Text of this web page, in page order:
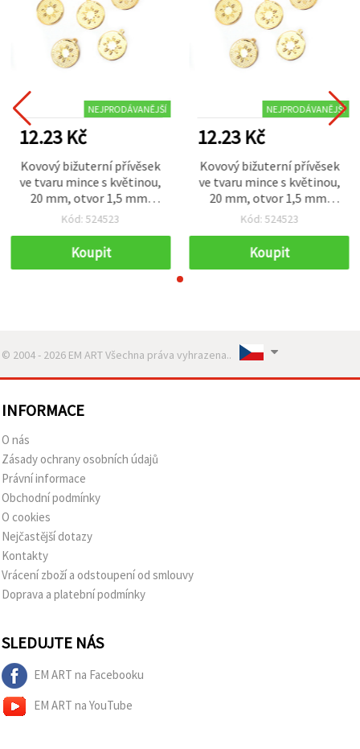
NEJPRODÁVANĚJŠÍ
12.23 Kč
Kovový bižuterní přívěsek
ve tvaru mince s květinou,
20 mm, otvor 1,5 mm,
zlatá barva – 10 ks
Kód: 524523
Koupit
NEJPRODÁVANĚJŠÍ
12.23 Kč
Kovový bižuterní přívěsek
ve tvaru mince s květinou,
20 mm, otvor 1,5 mm,
zlatá barva – 10 ks
Kód: 524523
Koupit
© 2004 - 2026 EM ART Všechna práva vyhrazena..
INFORMACE
O nás
Zásady ochrany osobních údajů
Právní informace
Obchodní podmínky
O cookies
Nejčastější dotazy
Kontakty
Vrácení zboží a odstoupení od smlouvy
Doprava a platební podmínky
SLEDUJTE NÁS
EM ART na Facebooku
EM ART na YouTube